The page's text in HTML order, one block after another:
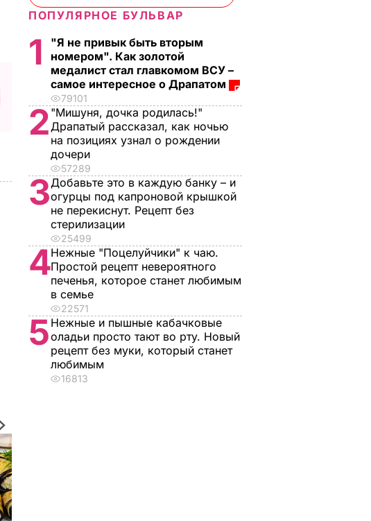
ПОПУЛЯРНОЕ БУЛЬВАР
1
"Я не привык быть вторым
номером". Как золотой
медалист стал главкомом ВСУ –
самое интересное о Драпатом
79101
2 "Мишуня, дочка родилась!"
Драпатый рассказал, как ночью
на позициях узнал о рождении
дочери
57289
3Добавьте это в каждую банку – и
огурцы под капроновой крышкой
не перекиснут. Рецепт без
стерилизации
25499
4Нежные "Поцелуйчики" к чаю.
Простой рецепт невероятного
печенья, которое станет любимым
в семье
22571
5 Нежные и пышные кабачковые
оладьи просто тают во рту. Новый
рецепт без муки, который станет
любимым
16813